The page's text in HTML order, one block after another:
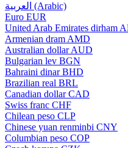
العربية (Arabic)
Euro EUR
United Arab Emirates dirham
Armenian dram AMD
Australian dollar AUD
Bulgarian lev BGN
Bahraini dinar BHD
Brazilian real BRL
Canadian dollar CAD
Swiss franc CHF
Chilean peso CLP
Chinese yuan renminbi CNY
Columbian peso COP